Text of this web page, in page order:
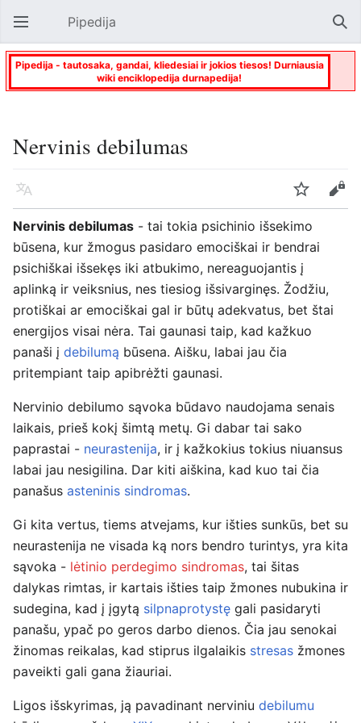
Atverti pagrindinį meniu Pipedija
Pipedija - tautosaka, gandai, kliedesiai ir jokios tiesos! Durniausia
wiki enciklopedija durnapedija!
Nervinis debilumas
Kalba Stebėti
Keisti
Nervinis debilumas - tai tokia psichinio išsekimo
būsena, kur žmogus pasidaro emociškai ir bendrai
psichiškai išsekęs iki atbukimo, nereaguojantis į
aplinką ir veiksnius, nes tiesiog išsivarginęs. Žodžiu,
protiškai ar emociškai gal ir būtų adekvatus, bet štai
energijos visai nėra. Tai gaunasi taip, kad kažkuo
panaši į debilumą būsena. Aišku, labai jau čia
pritempiant taip apibrėžti gaunasi.
Nervinio debilumo sąvoka būdavo naudojama senais
laikais, prieš kokį šimtą metų. Gi dabar tai sako
paprastai - neurastenija, ir į kažkokius tokius niuansus
labai jau nesigilina. Dar kiti aiškina, kad kuo tai čia
panašus asteninis sindromas.
Gi kita vertus, tiems atvejams, kur išties sunkūs, bet su
neurastenija ne visada ką nors bendro turintys, yra kita
sąvoka - lėtinio perdegimo sindromas, tai šitas
dalykas rimtas, ir kartais išties taip žmones nubukina ir
sudegina, kad į įgytą silpnaprotystę gali pasidaryti
panašu, ypač po geros darbo dienos. Čia jau senokai
žinomas reikalas, kad stiprus ilgalaikis stresas žmones
paveikti gali gana žiauriai.
Ligos išskyrimas, ją pavadinant nerviniu debilumu